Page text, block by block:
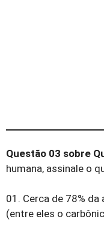
Questão 03 sobre
humana, assinale o
01. Cerca de 78%
(entre eles o